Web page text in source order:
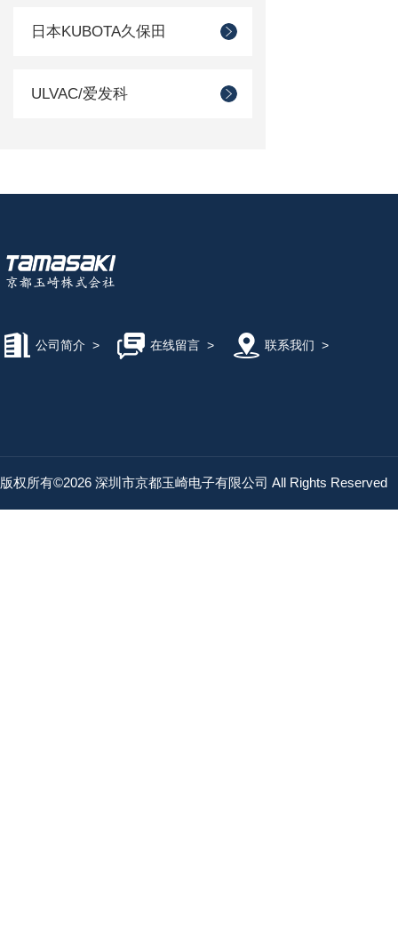
日本KUBOTA久保田
ULVAC/爱发科
公司简介 > 在线留言> 联系我们 >
版权所有©2026 深圳市京都玉崎电子有限公司 All Rights Reserved